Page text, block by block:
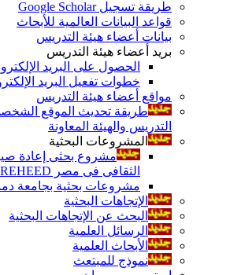
طريقة تسجيل Google Scholar
قواعد البيانات العالمية للأبحاث
بيانات أعضاء هيئة التدريس
بريد أعضاء هيئة التدريس
الحصول على البريد
خطوات تفعيل البريد
مواقع أعضاء هيئة التدريس
طريقة تحديث الموقع
التدريس والهيئة المعاونة
المشروعات البحثية
مشروع بحثى إعادة
الثقافى فى مصر REHEED
مشروعات بحثية بجامعة
الإتجاهات البحثية
البحث عن الإتجاهات البحثية
الرسائل العلمية
الأبحاث العلمية
نموذج للمبتعث